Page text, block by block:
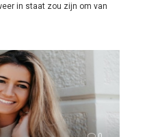
in staat zou zijn om van